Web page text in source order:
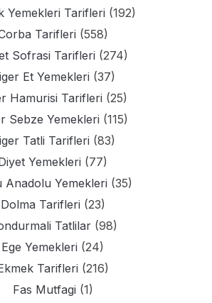
Yemekleri Tarifleri (192)
Tarifleri (558)
Sofrasi Tarifleri (274)
Et Yemekleri (37)
Hamurisi Tarifleri (25)
Sebze Yemekleri (115)
Tatli Tarifleri (83)
Yemekleri (77)
Anadolu Yemekleri (35)
Dolma Tarifleri (23)
Tatlilar(98)
Ege Yemekleri (24)
Tarifleri (216)
Fas Mutfagi (1)